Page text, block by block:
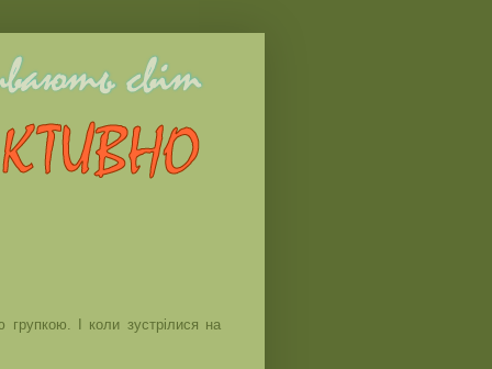
групкою. І коли зустрілися на